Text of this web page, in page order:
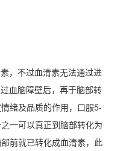
，不过血清素无法通过进
血脑障壁后，再于脑部转
绪及品质的作用，口服5-
一可以真正到脑部转化为
前就已转化成血清素，此